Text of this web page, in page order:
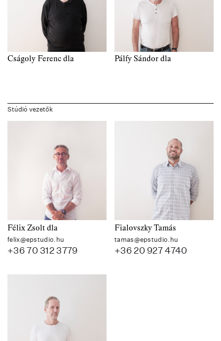
Cságoly Ferenc dla Pálfy Sándor dla
Stúdió vezetők
Félix Zsolt dla
felix@epstudio.hu
+36 70 312 3779
Fialovszky Tamás
tamas@epstudio.hu
+36 20 927 4740